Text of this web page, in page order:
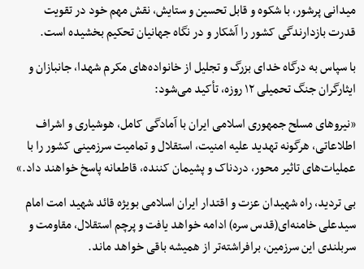
میدانی پرشور، با شکوه و قابل تحسین و ستایش، نقش مهم خود در تقویت
قدرت بازدارندگی کشور را آشکار و در نگاه جهانیان تحکیم بخشیده است.
با سپاس به درگاه خدای بزرگ و تجلیل از خانواده‌های مکرم شهدا، جانبازان و
ایثارگران جنگ تحمیلی ۱۲ روزه، تأکید می‌شود:
«نیروهای مسلح جمهوری اسلامی ایران با آمادگی کامل، هوشیاری و اشراف
اطلاعاتی، هرگونه تهدید علیه امنیت، استقلال و تمامیت سرزمینی کشور را با
عملیات‌های تاثیر محور، دردناک و پشیمان کننده، قاطعانه پاسخ خواهند داد.»
بی تردید، راه شهیدان عزت و اقتدار ایران اسلامی بویژه قائد شهید امت امام
سیدعلی خامنه‌ای(قدس سره) ادامه خواهد یافت و پرچم استقلال، مقاومت و
سربلندی این سرزمین، برافراشته‌تر از همیشه باقی خواهد ماند.